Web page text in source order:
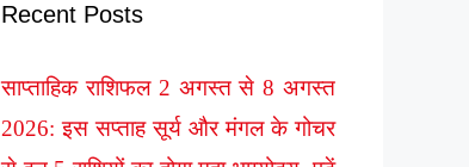
Recent Posts
साप्ताहिक राशिफल 2 अगस्त से 8 अगस्त
2026: इस सप्ताह सूर्य और मंगल के गोचर